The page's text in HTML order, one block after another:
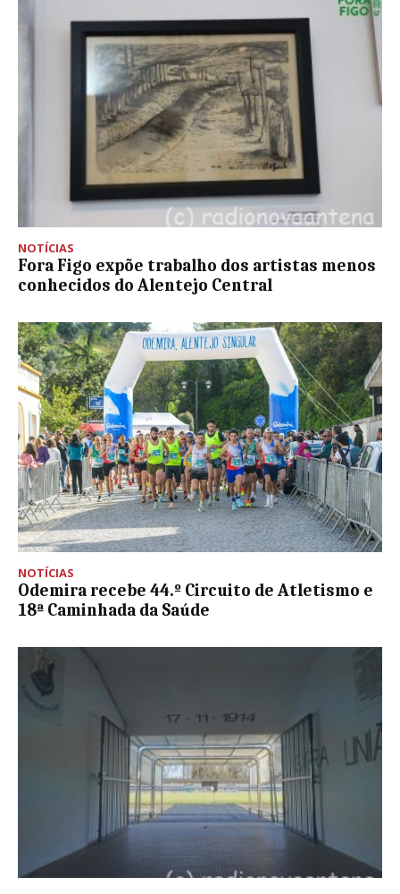
NOTÍCIAS
Fora Figo expõe trabalho dos artistas menos
conhecidos do Alentejo Central
NOTÍCIAS
Odemira recebe 44.º Circuito de Atletismo e
18ª Caminhada da Saúde